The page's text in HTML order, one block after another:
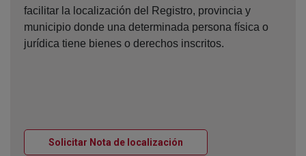
facilitar la localización del Registro, provincia y
municipio donde una determinada persona física o
jurídica tiene bienes o derechos inscritos.
Solicitar Nota de localización